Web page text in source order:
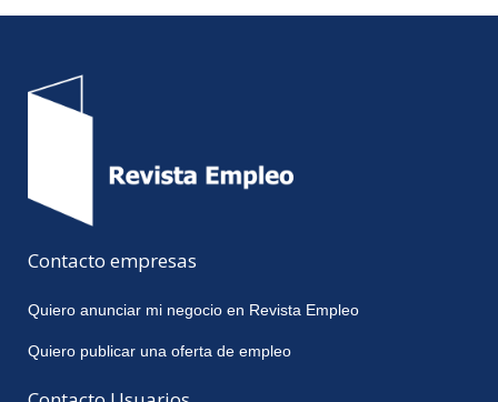
Contacto empresas
Quiero anunciar mi negocio en Revista Empleo
Quiero publicar una oferta de empleo